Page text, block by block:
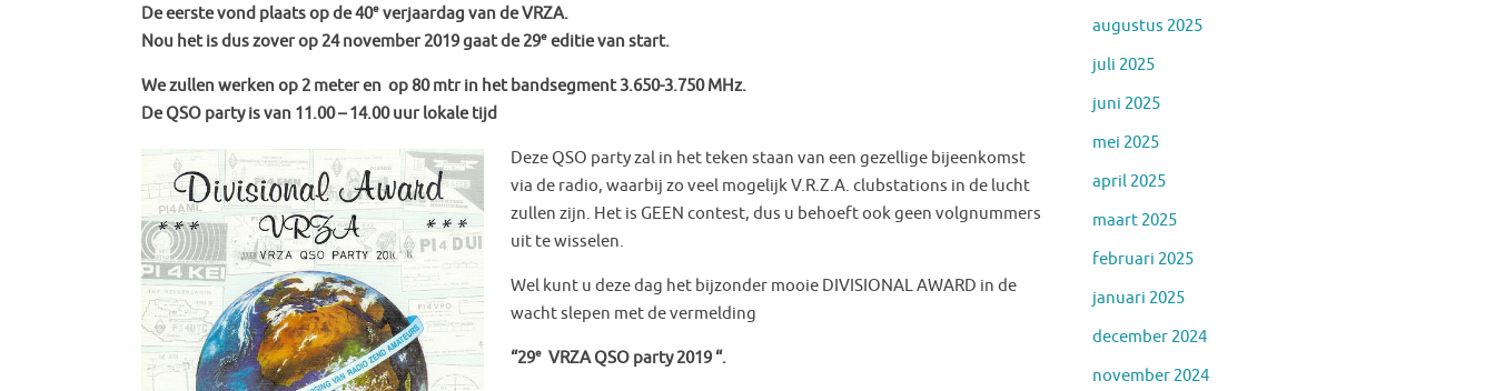
De eerste vond plaats op de 40e verjaardag van de VRZA.
Nou het is dus zover op 24 november 2019 gaat de 29e editie van start.
We zullen werken op 2 meter en op 80 mtr in het bandsegment 3.650-3.750 MHz.
De QSO party is van 11.00 – 14.00 uur lokale tijd
Deze QSO party zal in het teken staan van een gezellige bijeenkomst
via de radio, waarbij zo veel mogelijk V.R.Z.A. clubstations in de lucht
zullen zijn. Het is GEEN contest, dus u behoeft ook geen volgnummers
uit te wisselen.
Wel kunt u deze dag het bijzonder mooie DIVISIONAL AWARD in de
wacht slepen met de vermelding
“29e VRZA QSO party 2019 “.
augustus 2025
juli 2025
juni 2025
mei 2025
april 2025
maart 2025
februari 2025
januari 2025
december 2024
november 2024